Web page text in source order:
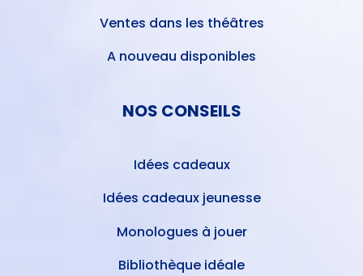
Ventes dans les théâtres
A nouveau disponibles
NOS CONSEILS
Idées cadeaux
Idées cadeaux jeunesse
Monologues à jouer
Bibliothèque idéale